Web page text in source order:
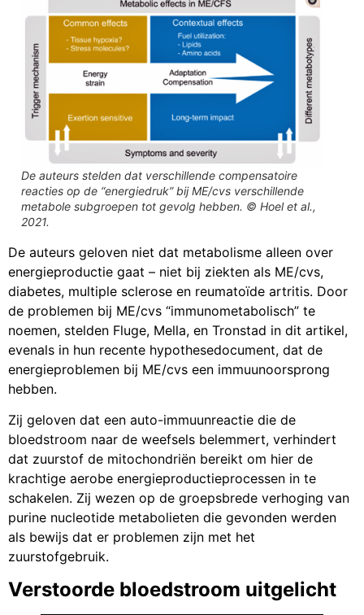
De auteurs stelden dat verschillende compensatoire
reacties op de “energiedruk” bij ME/cvs verschillende
metabole subgroepen tot gevolg hebben. © Hoel et al.,
2021.
De auteurs geloven niet dat metabolisme alleen over
energieproductie gaat – niet bij ziekten als ME/cvs,
diabetes, multiple sclerose en reumatoïde artritis. Door
de problemen bij ME/cvs “immunometabolisch” te
noemen, stelden Fluge, Mella, en Tronstad in dit artikel,
evenals in hun recente hypothesedocument, dat de
energieproblemen bij ME/cvs een immuunoorsprong
hebben.
Zij geloven dat een auto-immuunreactie die de
bloedstroom naar de weefsels belemmert, verhindert
dat zuurstof de mitochondriën bereikt om hier de
krachtige aerobe energieproductieprocessen in te
schakelen. Zij wezen op de groepsbrede verhoging van
purine nucleotide metabolieten die gevonden werden
als bewijs dat er problemen zijn met het
zuurstofgebruik.
Verstoorde bloedstroom uitgelicht